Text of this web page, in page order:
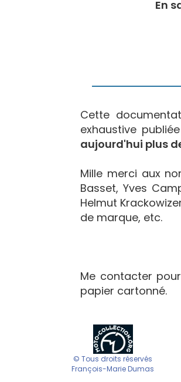
En
Cette
exhaustive
aujourd'hui plus
Mille merci aux
Basset, Yves
Helmut
de marque, etc.
Me contacter
papier cartonné.
© Tous droits réservés
François-Marie Dumas